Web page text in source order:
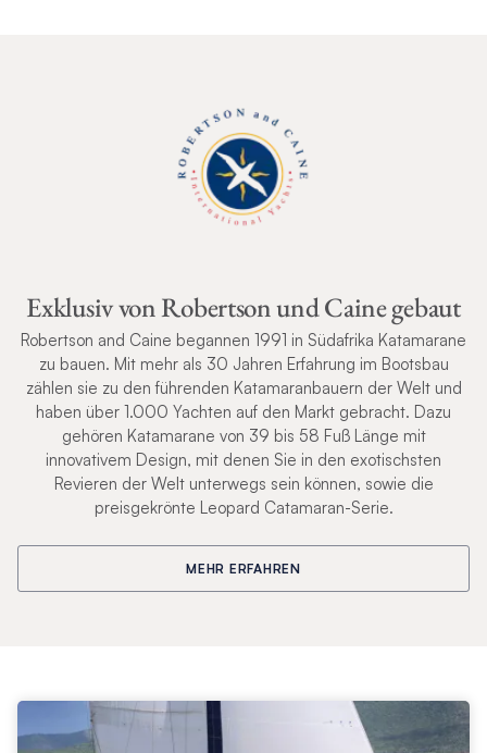
Exklusiv von Robertson und Caine gebaut
Robertson and Caine begannen 1991 in Südafrika Katamarane
zu bauen. Mit mehr als 30 Jahren Erfahrung im Bootsbau
zählen sie zu den führenden Katamaranbauern der Welt und
haben über 1.000 Yachten auf den Markt gebracht. Dazu
gehören Katamarane von 39 bis 58 Fuß Länge mit
innovativem Design, mit denen Sie in den exotischsten
Revieren der Welt unterwegs sein können, sowie die
preisgekrönte Leopard Catamaran-Serie.
MEHR ERFAHREN